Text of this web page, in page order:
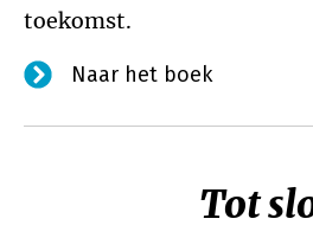
toekomst.
Naar het boek
Tot